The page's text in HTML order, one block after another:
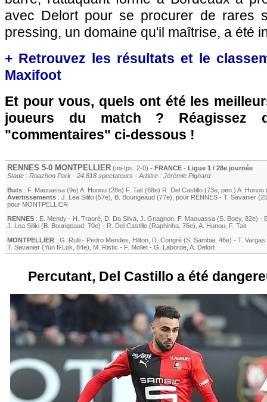
avec Delort pour se procurer de rares
pressing, un domaine qu'il maîtrise, a été
+ Retrouvez les résultats et le
Maxifoot
Et pour vous, quels ont été les
joueurs du match ? Réagissez
"commentaires" ci-dessous !
RENNES 5-0 MONTPELLIER (mi-tps: 2-0) - FRANCE - Ligue 1 / 28e journée
Stade : Roazhon Park - 24.818 spectateurs - Arbitre : Jérémie Pignard
Buts : F. Maouassa (9e) A. Hunou (28e) F. Tait (68e) R. Del Castillo (73e, pen.) A. Hunou
Avertissements : J. Lea Siliki (57e) B. Bourigeaud (77e) , pour RENNES - T. Savanier
pour MONTPELLIER
RENNES : E. Mendy - H. Traoré D. Da Silva J. Gnagnon F. Maouassa (S. Boey, 82e) -
J. Lea Siliki (B. Bourigeaud , 70e) - R. Del Castillo (Raphinha , 76e) A. Hunou F. Tait
MONTPELLIER : G. Rulli - Pedro Mendes Hilton D. Congré (S. Sambia , 46e) - T. Vargas
T. Savanier (Yun Il-Lok , 84e) M. Ristic - F. Mollet - G. Laborde A. Delort
Percutant, Del Castillo a été